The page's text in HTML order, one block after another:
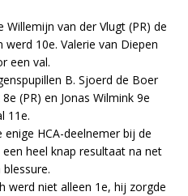
van der Vlugt (PR) de
10e. Valerie van Diepen
een val.
B. Sjoerd de Boer
(PR) en Jonas Wilmink 9e
11e.
HCA-deelnemer bij de
heel knap resultaat na net
werd niet alleen 1e, hij zorgde